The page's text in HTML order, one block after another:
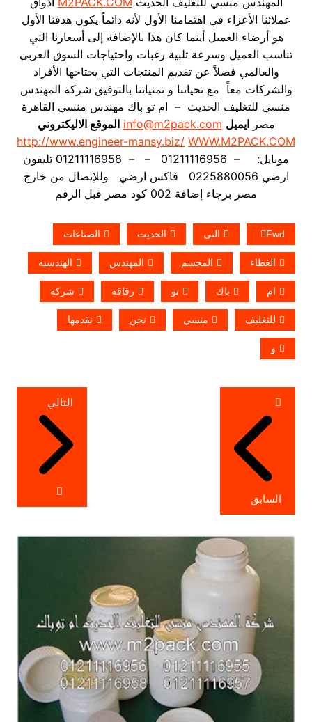
عملائنا الأعزاء في اهتمامنا الأول لأنه دائماً يكون هدفنا الأول
هو أرضاء العميل أينما كان هذا بالإضافة إلى أسعارنا التي
تناسب العميل وسرعة تلبية رغبات واحتياجات السوق العربي
والعالمي فضلاً عن تقديم المنتجات التي يحتاجها الأفراد
والشركات معاً مع تحياتنا و تمنياتنا بالتوفيق شركة المهندس
منسي للتغليف الحديث – ام تو باك مهندس منسي القاهرة
مصرايميل info@m2pack.com الموقع الاليكتروني
http://www.engineer-mansy.biz/ WWW.M2PACK.COM
موبايل: – 01211116956 – – 01211116958 تليفون
ارضي 0225880056 فاكس ارضي
وللإتصال من خارج
مصر برجاء إضافة 002 كود مصر قبل الرقم
Fwd التى الحديث الصناعات
الغطاء المجسم المهندس الهندسيه
ام باك تو رقاقة شركة
للتغليف منسي نحن نقدمها
و
تصفّح
المقالات
السابق
التالي